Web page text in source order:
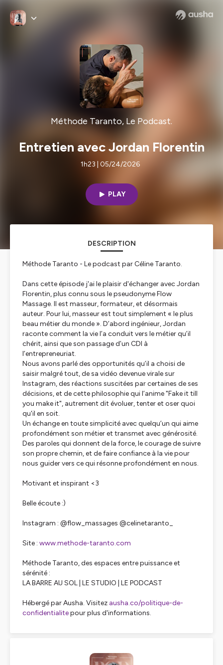
Méthode Taranto, Le Podcast.
Entretien avec Jordan Florentin
1h23 | 05/24/2026
PLAY
DESCRIPTION
Méthode Taranto - Le podcast par Céline Taranto.
Dans cette épisode j'ai le plaisir d'échanger avec Jordan
Florentin, plus connu sous le pseudonyme Flow
Massage. Il est masseur, formateur, et désormais
auteur. Pour lui, masseur est tout simplement « le plus
beau métier du monde ». D’abord ingénieur, Jordan
raconte comment la vie l’a conduit vers le métier qu’il
chérit, ainsi que son passage d’un CDI à
l’entrepreneuriat.
Nous avons parlé des opportunités qu’il a choisi de
saisir malgré tout, de sa vidéo devenue virale sur
Instagram, des réactions suscitées par certaines de ses
décisions, et de cette philosophie qui l’anime "Fake it till
you make it", autrement dit évoluer, tenter et oser quoi
qu'il en soit.
Un échange en toute simplicité avec quelqu’un qui aime
profondément son métier et transmet avec générosité.
Des paroles qui donnent de la force, le courage de suivre
son propre chemin, et de faire confiance à la vie pour
nous guider vers ce qui résonne profondément en nous.
Motivant et inspirant <3
Belle écoute :)
Instagram : @flow_massages @celinetaranto_
Site : www.methode-taranto.com
Méthode Taranto, des espaces entre puissance et
sérénité :
LA BARRE AU SOL | LE STUDIO | LE PODCAST
Hébergé par Ausha. Visitez ausha.co/politique-de-
confidentialitepour plus d'informations.